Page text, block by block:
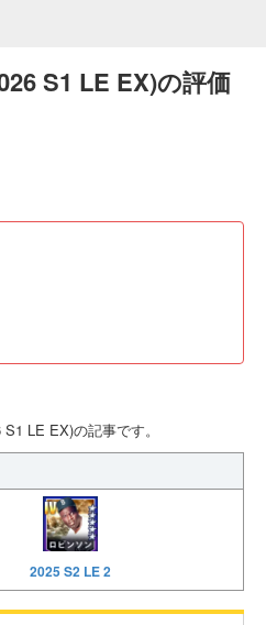
S1 LE EX)の評価
LE EX)の記事です。
2025 S2 LE 2